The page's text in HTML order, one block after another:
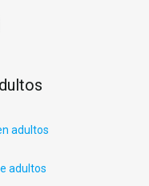
adultos
adultos